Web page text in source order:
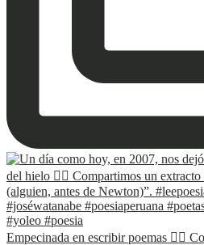
Empecinada en escribir poemas ✍🏽